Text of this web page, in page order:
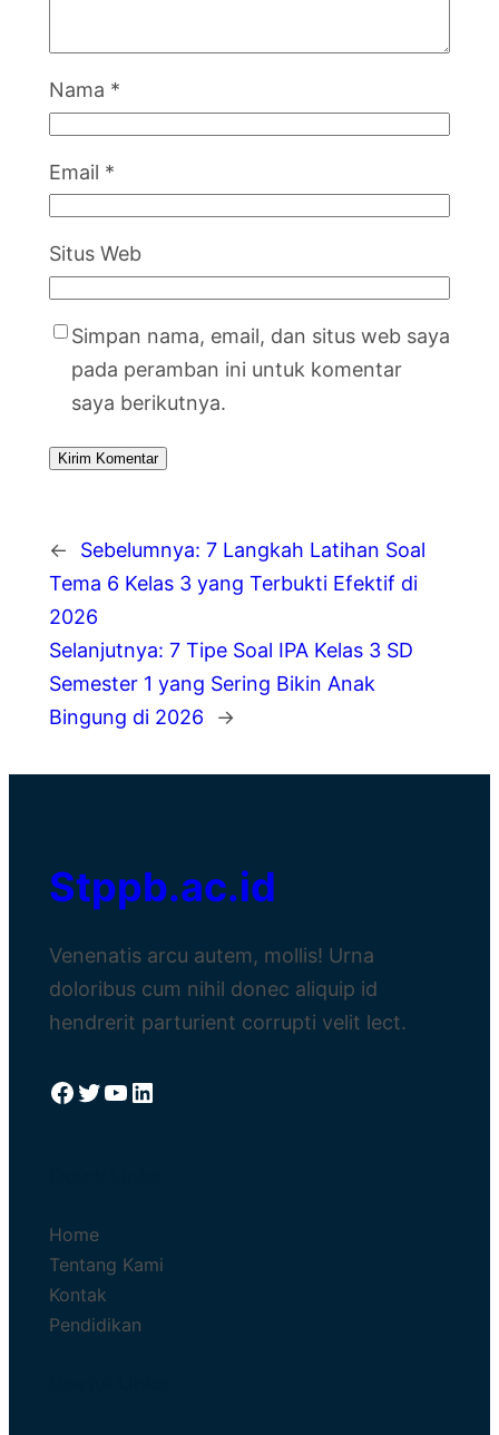
Nama *
Email *
Situs Web
Simpan nama, email, dan situs web saya
pada peramban ini untuk komentar
saya berikutnya.
← Sebelumnya: 7 Langkah Latihan Soal
Tema 6 Kelas 3 yang Terbukti Efektif di
2026
Selanjutnya: 7 Tipe Soal IPA Kelas 3 SD
Semester 1 yang Sering Bikin Anak
Bingung di 2026
→
Stppb.ac.id
Venenatis arcu autem, mollis! Urna
doloribus cum nihil donec aliquip id
hendrerit parturient corrupti velit lect.
Facebook Twitter YouTube LinkedIn
Home
Tentang Kami
Kontak
Pendidikan